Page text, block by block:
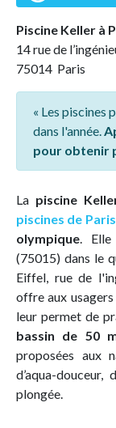
Piscine Keller à
14 rue de
75014 Paris
« Les piscines
dans l'année.
pour obtenir
La piscine
piscines de Paris
olympique. Elle
(75015) dans le
Eiffel, rue de
offre aux usagers
leur permet de
bassin de 50
proposées aux
d’aqua-
plongée.